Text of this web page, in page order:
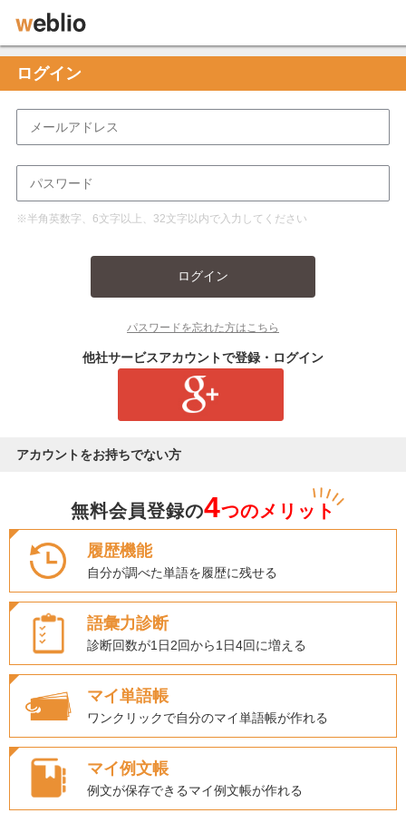
ログイン
※半角英数字、6文字以上、32文字以内で入力してください
ログイン
パスワードを忘れた方はこちら
他社サービスアカウントで登録・ログイン
アカウントをお持ちでない方
無料会員登録の4つのメリット
履歴機能
自分が調べた単語を履歴に残せる
語彙力診断
診断回数が1日2回から1日4回に増える
マイ単語帳
ワンクリックで自分のマイ単語帳が作れる
マイ例文帳
例文が保存できるマイ例文帳が作れる